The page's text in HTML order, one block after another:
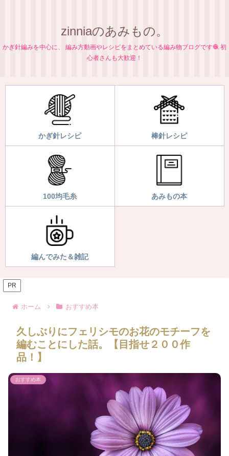
zinniaのあみもの。
かぎ針編みを中心に、 編み方動画やレシピをまとめている編み物ブログです🧶 初
心者さんも大歓迎！
かぎ針レシピ 棒針レシピ
100均毛糸 あみもの本
編んでみた＆雑記
PR
ホーム おすすめ本
久しぶりにフェリシモのお花のモチーフを
編むことにした話。【目指せ２００作
品！】
おすすめ本